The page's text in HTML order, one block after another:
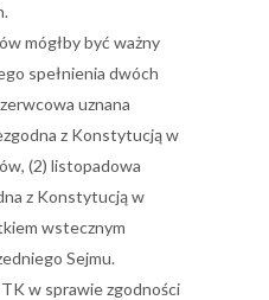
mógłby być ważny
spełnienia dwóch
uznana
z Konstytucją w
(2) listopadowa
z Konstytucją w
wstecznym
Sejmu.
w sprawie zgodności